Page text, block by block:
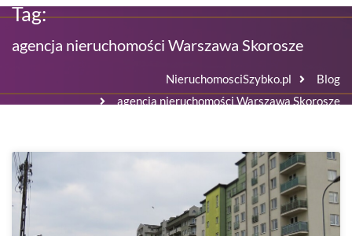
Tag:
agencja nieruchomości Warszawa Skorosze
NieruchomosciSzybko.pl
Blog
agencja nieruchomości Warszawa Skorosze